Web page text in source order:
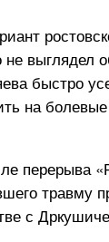
не выглядел
быстро
на болевые
перерыва
травму
с